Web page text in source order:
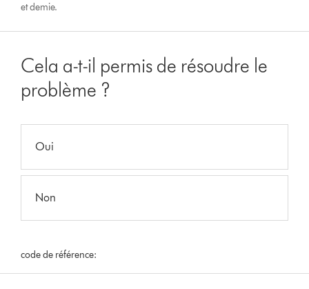
et demie.
Cela a-t-il permis de résoudre le
problème ?
Oui
Non
code de référence: